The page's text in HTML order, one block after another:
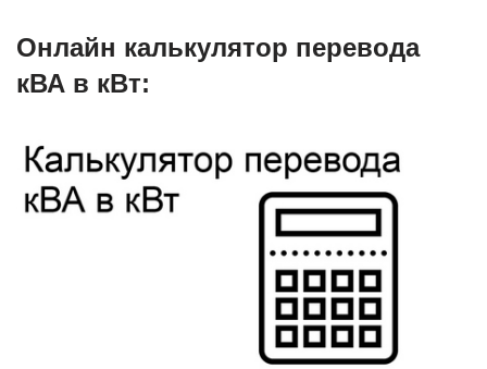
Онлайн калькулятор перевода
кВА в кВт: